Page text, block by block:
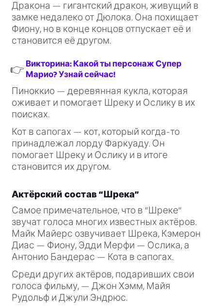
Дракона — гигантский дракон, живущий в
замке недалеко от Дюлока. Она похищает
Фиону, но в конце концов отпускает её и
становится её другом.
👉 Викторина: Какой ты персонаж Супер
Марио? Узнай сейчас!
Пиноккио — деревянная кукла, которая
оживает и помогает Шреку и Ослику в их
поисках.
Кот в сапогах — кот, который когда-то
принадлежал лорду Фаркуаду. Он
помогает Шреку и Ослику и в итоге
становится их другом.
Актёрский состав “Шрека”
Самое примечательное, что в “Шреке”
звучат голоса многих известных актёров.
Майк Майерс озвучивает Шрека, Кэмерон
Диас — Фиону, Эдди Мерфи — Ослика, а
Антонио Бандерас — Кота в сапогах.
Среди других актёров, подаривших свои
голоса фильму, — Джон Хэмм, Майя
Рудольф и Джули Эндрюс.